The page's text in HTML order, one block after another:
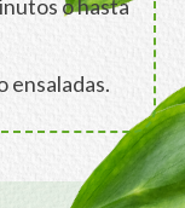
o hasta
ensaladas.